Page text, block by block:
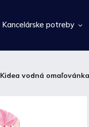
Kancelárske potreby
Kidea vodná